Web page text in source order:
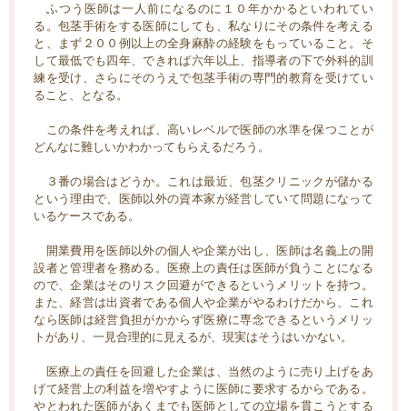
ふつう医師は一人前になるのに１０年かかるといわれてい
る。包茎手術をする医師にしても、私なりにその条件を考える
と、まず２００例以上の全身麻酔の経験をもっていること。そ
して最低でも四年、できれば六年以上、指導者の下で外科的訓
練を受け、さらにそのうえで包茎手術の専門的教育を受けてい
ること、となる。
この条件を考えれば、高いレベルで医師の水準を保つことが
どんなに難しいかわかってもらえるだろう。
３番の場合はどうか。これは最近、包茎クリニックが儲かる
という理由で、医師以外の資本家が経営していて問題になって
いるケースである。
開業費用を医師以外の個人や企業が出し、医師は名義上の開
設者と管理者を務める。医療上の責任は医師が負うことになる
ので、企業はそのリスク回避ができるというメリットを持つ。
また、経営は出資者である個人や企業がやるわけだから、これ
なら医師は経営負担がかからず医療に専念できるというメリッ
トがあり、一見合理的に見えるが、現実はそうはいかない。
医療上の責任を回避した企業は、当然のように売り上げをあ
げて経営上の利益を増やすように医師に要求するからである。
やとわれた医師があくまでも医師としての立場を貫こうとする